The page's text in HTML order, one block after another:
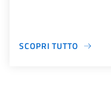
SCOPRI TUTTO